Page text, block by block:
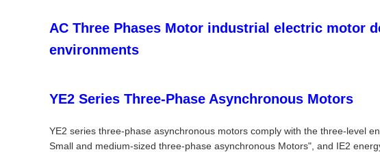
AC Three Phases Motor industrial electric motor
environments
YE2 Series Three-Phase Asynchronous Motors
YE2 series three-phase asynchronous motors comply with the three-level
Small and medium-sized three-phase asynchronous Motors", and IE2